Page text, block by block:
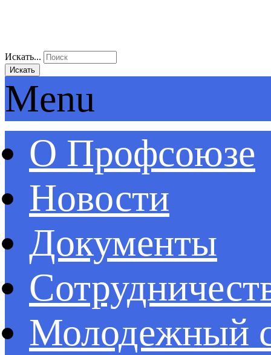
Искать...
Искать
Menu
О Профсоюзе
Новости
Документы
Молодежный